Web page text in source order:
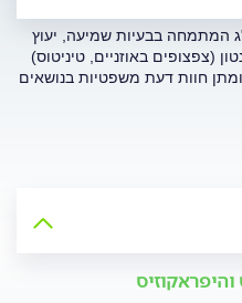
המתמחה בבעיות שמיעה, יעוץ
(צפצופים באוזניים, טיניטוס)
חוות דעת משפטיות בנושאים